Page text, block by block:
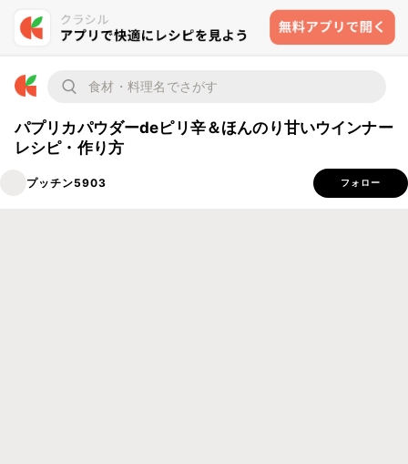
パプリカパウダーdeピリ辛＆ほんのり甘いウインナー
レシピ・作り方
プッチン5903 フォロー